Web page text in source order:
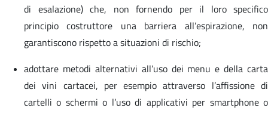
di esalazione) che, non fornendo per il loro specifico
principio costruttore una barriera all’espirazione, non
garantiscono rispetto a situazioni di rischio;
adottare metodi alternativi all’uso dei menu e della carta
dei vini cartacei, per esempio attraverso l’affissione di
cartelli o schermi o l’uso di applicativi per smartphone o